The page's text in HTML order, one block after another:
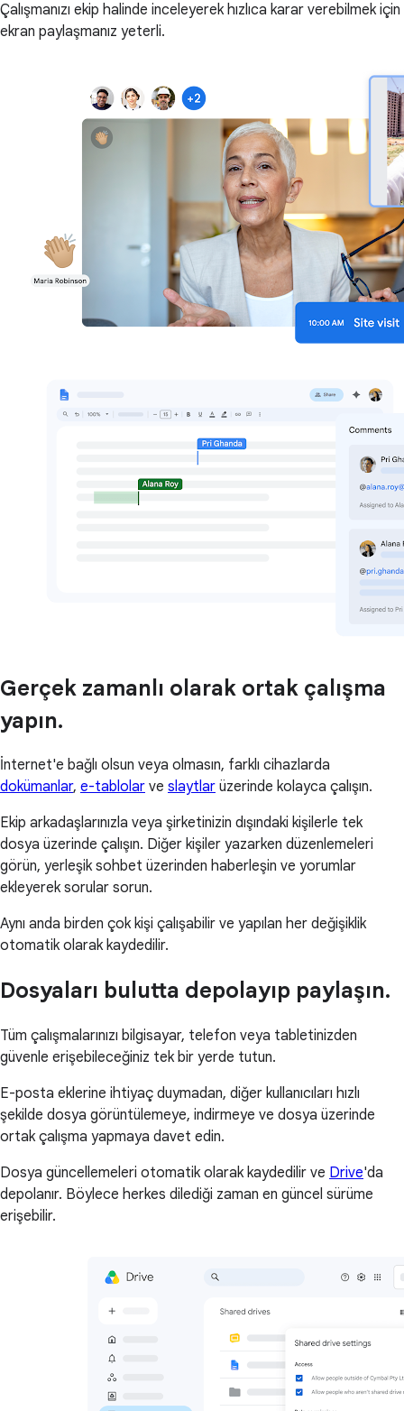
Çalışmanızı ekip halinde inceleyerek hızlıca karar verebilmek için
ekran paylaşmanız yeterli.
Gerçek zamanlı olarak ortak çalışma
yapın.
İnternet'e bağlı olsun veya olmasın, farklı cihazlarda
dokümanlar, e-tablolar ve slaytlar üzerinde kolayca çalışın.
Ekip arkadaşlarınızla veya şirketinizin dışındaki kişilerle tek
dosya üzerinde çalışın. Diğer kişiler yazarken düzenlemeleri
görün, yerleşik sohbet üzerinden haberleşin ve yorumlar
ekleyerek sorular sorun.
Aynı anda birden çok kişi çalışabilir ve yapılan her değişiklik
otomatik olarak kaydedilir.
Dosyaları bulutta depolayıp paylaşın.
Tüm çalışmalarınızı bilgisayar, telefon veya tabletinizden
güvenle erişebileceğiniz tek bir yerde tutun.
E-posta eklerine ihtiyaç duymadan, diğer kullanıcıları hızlı
şekilde dosya görüntülemeye, indirmeye ve dosya üzerinde
ortak çalışma yapmaya davet edin.
Dosya güncellemeleri otomatik olarak kaydedilir ve Drive'da
depolanır. Böylece herkes dilediği zaman en güncel sürüme
erişebilir.